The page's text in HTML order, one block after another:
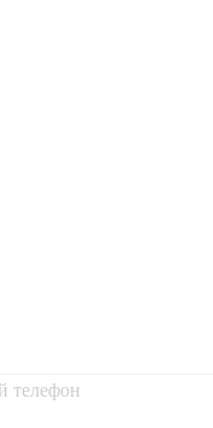
телефон